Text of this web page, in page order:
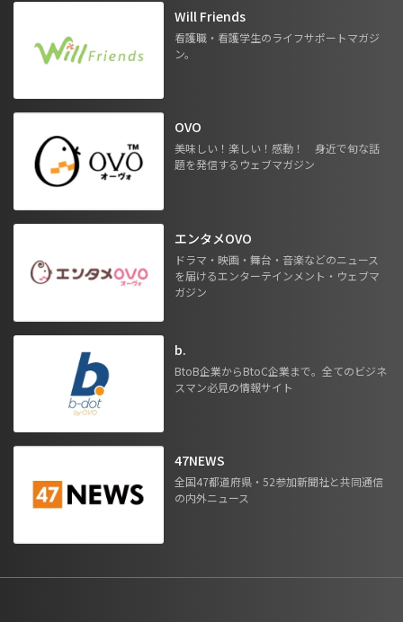
Will Friends
看護職・看護学生のライフサポートマガジ
ン。
OVO
美味しい！楽しい！感動！ 身近で旬な話
題を発信するウェブマガジン
エンタメOVO
ドラマ・映画・舞台・音楽などのニュース
を届けるエンターテインメント・ウェブマ
ガジン
b.
BtoB企業からBtoC企業まで。全てのビジネ
スマン必見の情報サイト
47NEWS
全国47都道府県・52参加新聞社と共同通信
の内外ニュース